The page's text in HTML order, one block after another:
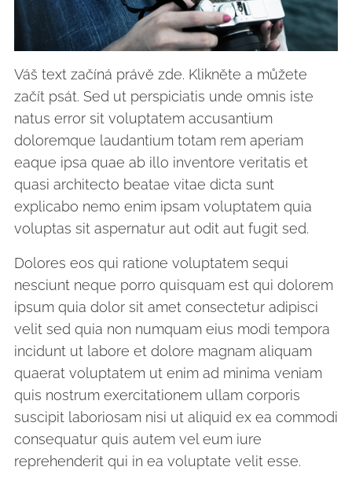
Váš text začíná právě zde. Klikněte a můžete
začít psát. Sed ut perspiciatis unde omnis iste
natus error sit voluptatem accusantium
doloremque laudantium totam rem aperiam
eaque ipsa quae ab illo inventore veritatis et
quasi architecto beatae vitae dicta sunt
explicabo nemo enim ipsam voluptatem quia
voluptas sit aspernatur aut odit aut fugit sed.
Dolores eos qui ratione voluptatem sequi
nesciunt neque porro quisquam est qui dolorem
ipsum quia dolor sit amet consectetur adipisci
velit sed quia non numquam eius modi tempora
incidunt ut labore et dolore magnam aliquam
quaerat voluptatem ut enim ad minima veniam
quis nostrum exercitationem ullam corporis
suscipit laboriosam nisi ut aliquid ex ea commodi
consequatur quis autem vel eum iure
reprehenderit qui in ea voluptate velit esse.